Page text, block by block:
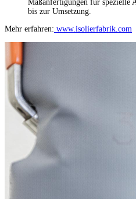
Maßanfertigungen für spezielle
bis zur Umsetzung.
Mehr erfahren: www.isolierfabrik.com